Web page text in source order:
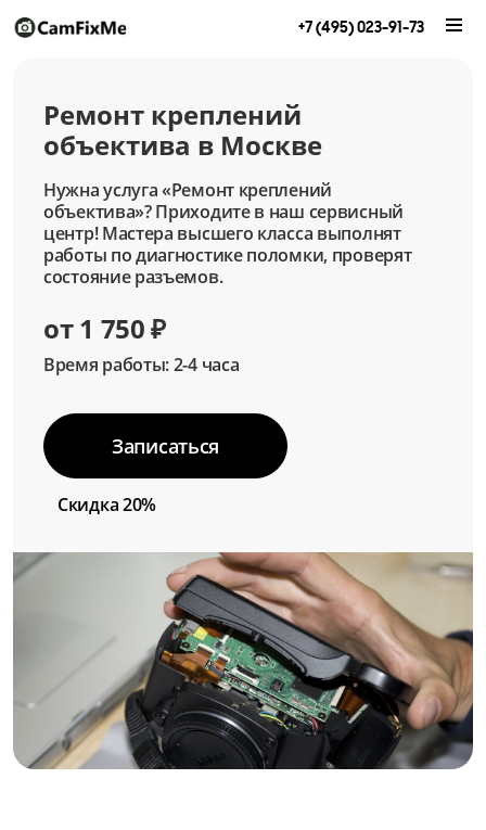
+7 (495) 023-91-73
Ремонт креплений
объектива в Москве
Нужна услуга «Ремонт креплений
объектива»? Приходите в наш сервисный
центр! Мастера высшего класса выполнят
работы по диагностике поломки, проверят
состояние разъемов.
от 1 750 ₽
Время работы: 2-4 часа
Записаться
Скидка 20%